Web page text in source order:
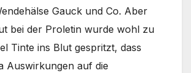
Gauck und Co. Aber
bei der Proletin wurde wohl zu
Tinte ins Blut gespritzt, dass
Auswirkungen auf die